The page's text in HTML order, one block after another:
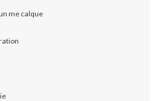
me calque